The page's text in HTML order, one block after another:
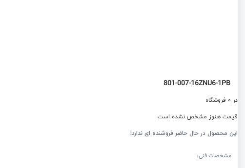
801-007-16ZNU6-1PB
در 0 فروشگاه
قیمت هنوز مشخص نشده است
این محصول در حال حاضر فروشنده ای ندارد!
مشخصات فنی: